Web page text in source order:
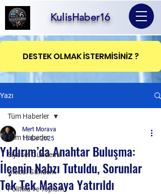
KulisHaber16
DESTEK OLMAK İSTERMİSİNİZ ?
Yazı
Tüm Haberler
Siyaset Gündemi
Global Gündem
Politika ve Toplum
Tüm Haberler
Yıldırım’da Anahtar Buluşma:
İlçenin Nabzı Tutuldu, Sorunlar
Tek Tek Masaya Yatırıldı
Mert Morava
15 Eki 2025